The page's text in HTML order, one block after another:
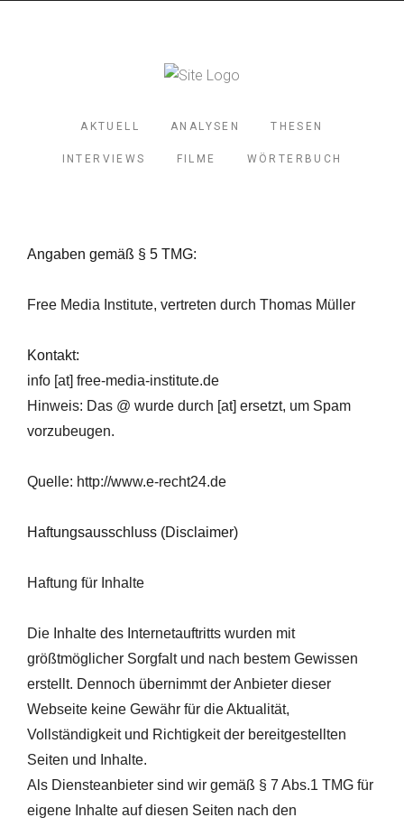
AKTUELL ANALYSEN THESEN
INTERVIEWS FILME WÖRTERBUCH
Angaben gemäß § 5 TMG:
Free Media Institute, vertreten durch Thomas Müller
Kontakt:
info [at] free-media-institute.de
Hinweis: Das @ wurde durch [at] ersetzt, um Spam
vorzubeugen.
Quelle: http://www.e-recht24.de
Haftungsausschluss (Disclaimer)
Haftung für Inhalte
Die Inhalte des Internetauftritts wurden mit
größtmöglicher Sorgfalt und nach bestem Gewissen
erstellt. Dennoch übernimmt der Anbieter dieser
Webseite keine Gewähr für die Aktualität,
Vollständigkeit und Richtigkeit der bereitgestellten
Seiten und Inhalte.
Als Diensteanbieter sind wir gemäß § 7 Abs.1 TMG für
eigene Inhalte auf diesen Seiten nach den